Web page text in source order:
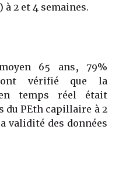
2 et 4 semaines.
65 ans, 79%
ont vérifié que la
en temps réel était
PEth capillaire à 2
validité des données